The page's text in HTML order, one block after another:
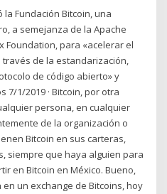
la Fundación Bitcoin, una
a semejanza de la Apache
Foundation, para «acelerar el
de la estandarización,
de código abierto» y
1/2019 · Bitcoin, por otra
persona, en cualquier
de la organización o
Bitcoin en sus carteras,
siempre que haya alguien para
en Bitcoin en México. Bueno,
un exchange de Bitcoins, hoy